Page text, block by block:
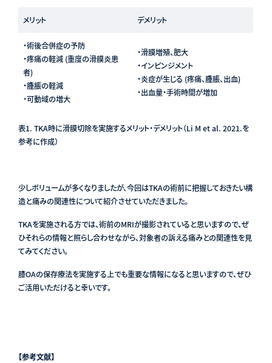
メリット デメリット
・術後合併症の予防
・疼痛の軽減 (重度の滑膜炎患
者)
・腫脹の軽減
・可動域の増大
・滑膜増殖、肥大
・インピンジメント
・炎症が生じる (疼痛、腫脹、出血)
・出血量・手術時間が増加
表1. TKA時に滑膜切除を実施するメリット・デメリット（Li M et al. 2021.を
参考に作成）
少しボリュームが多くなりましたが、今回はTKAの術前に把握しておきたい構
造と痛みの関連性について紹介させていただきました。
TKAを実施される方では、術前のMRIが撮影されていると思いますので、ぜ
ひそれらの情報と照らし合わせながら、対象者の訴える痛みとの関連性を見
てみてください。
膝OAの保存療法を実施する上でも重要な情報になると思いますので、ぜひ
ご活用いただけると幸いです。
【参考文献】